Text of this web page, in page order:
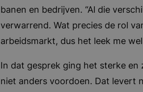
banen en bedrijven. “Al die
verwarrend. Wat precies de rol
arbeidsmarkt, dus het leek me
In dat gesprek ging het sterke en
niet anders voordoen. Dat levert